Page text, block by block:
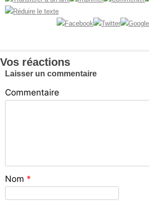
Vos réactions
Laisser un commentaire
Commentaire
Nom *